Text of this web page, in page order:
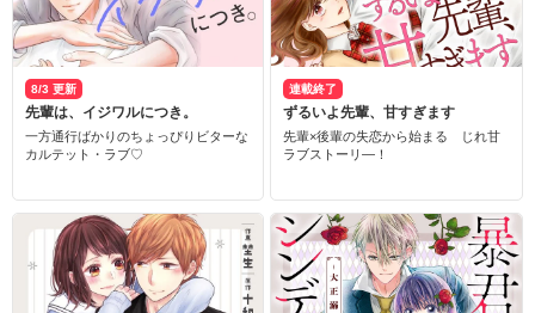
8/3 更新
先輩は、イジワルにつき。
一方通行ばかりのちょっぴりビターな
カルテット・ラブ♡
連載終了
ずるいよ先輩、甘すぎます
先輩×後輩の失恋から始まる じれ甘
ラブストーリ―！